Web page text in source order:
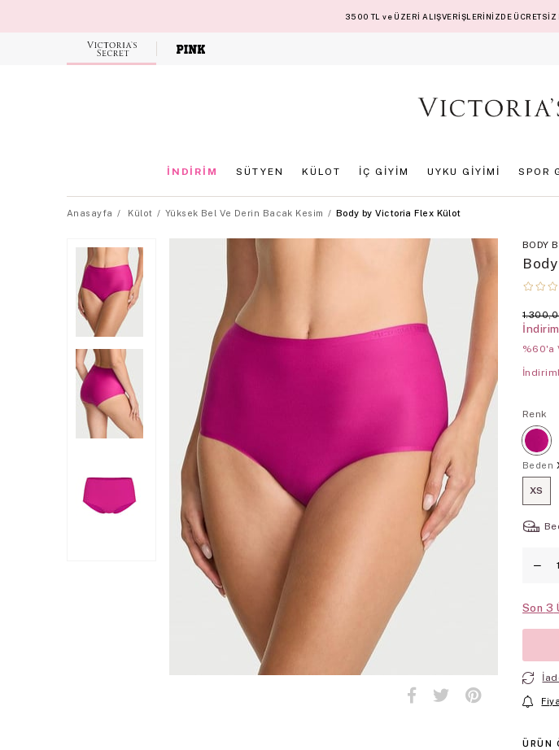
3500 TL ve ÜZERİ ALIŞVERİŞLERİNİZDE ÜCRETSİZ
Victoria's
Secret
İNDİRİM SÜTYEN KÜLOT İÇ GİYİM UYKU GİYİMİ SPOR
Anasayfa Külot Yüksek Bel Ve Derin Bacak Kesim Body by Victoria Flex Külot
BODY
%60'a
Renk
Beden
XS
Son 3
ÜRÜN